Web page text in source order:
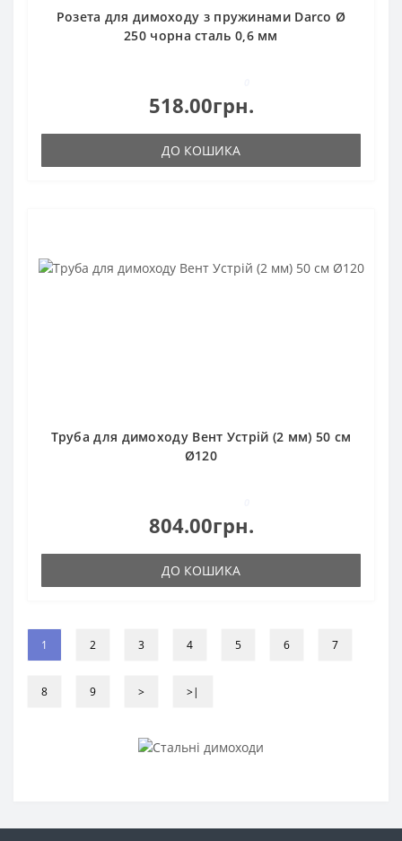
Розета для димоходу з пружинами Darco Ø
250 чорна сталь 0,6 мм
518.00грн.
ДО КОШИКА
Труба для димоходу Вент Устрій (2 мм) 50 см
Ø120
804.00грн.
ДО КОШИКА
1 2 3 4 5 6 7
8 9 > >|